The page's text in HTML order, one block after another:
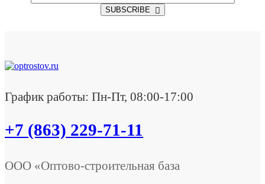
SUBSCRIBE
График работы: Пн-Пт, 08:00-17:00
+7 (863) 229-71-11
ООО «Оптово-строительная база